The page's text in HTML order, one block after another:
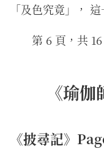
「及色究竟」，
第 6 頁，共
《瑜
《披尋記》